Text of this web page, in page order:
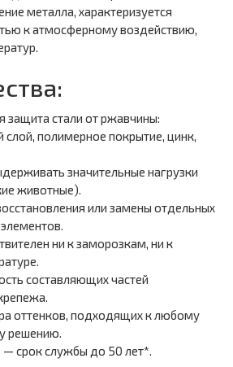
металла, характеризуется
к атмосферному воздействию,
защита стали от ржавчины:
полимерное покрытие, цинк,
значительные нагрузки
животные).
или замены отдельных
ни к заморозкам, ни к
составляющих частей
оттенков, подходящих к любому
решению.
— срок службы до 50 лет*.